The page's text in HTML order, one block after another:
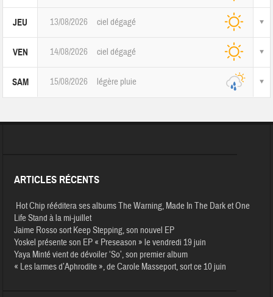
JEU 13/08/2026 ciel dégagé
VEN 14/08/2026 ciel dégagé
SAM 15/08/2026 légère pluie
ARTICLES RÉCENTS
Hot Chip rééditera ses albums The Warning, Made In The Dark et One
Life Stand à la mi-juillet
Jaime Rosso sort Keep Stepping, son nouvel EP
Yoskel présente son EP « Preseason » le vendredi 19 juin
Yaya Minté vient de dévoiler ‘So’, son premier album
« Les larmes d’Aphrodite », de Carole Masseport, sort ce 10 juin